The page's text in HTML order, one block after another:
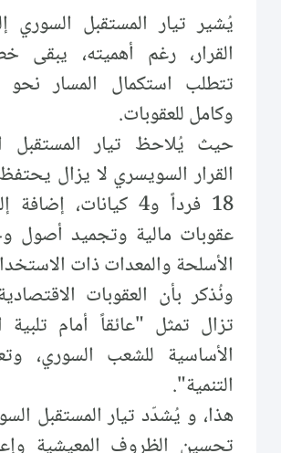
يُشير تيار المستقبل السوري
القرار، رغم أهميته، يبقى
تتطلب استكمال المسار
وكامل للعقوبات.
حيث يُلاحظ تيار المستقبل
القرار السويسري لا يزال
18 فرداً و4 كيانات،
عقوبات مالية وتجميد أصول
الأسلحة والمعدات ذات
ونُذكر بأن العقوبات
تزال تمثل "عائقاً أمام تلبية
الأساسية للشعب السوري،
التنمية".
هذا، و يُشدّد تيار المستقبل